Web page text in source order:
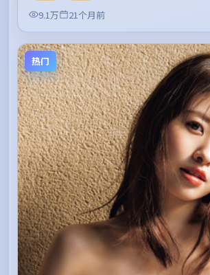
9.1万
21个月前
热门